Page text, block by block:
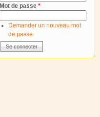
Mot de passe *
Demander un nouveau mot
de passe